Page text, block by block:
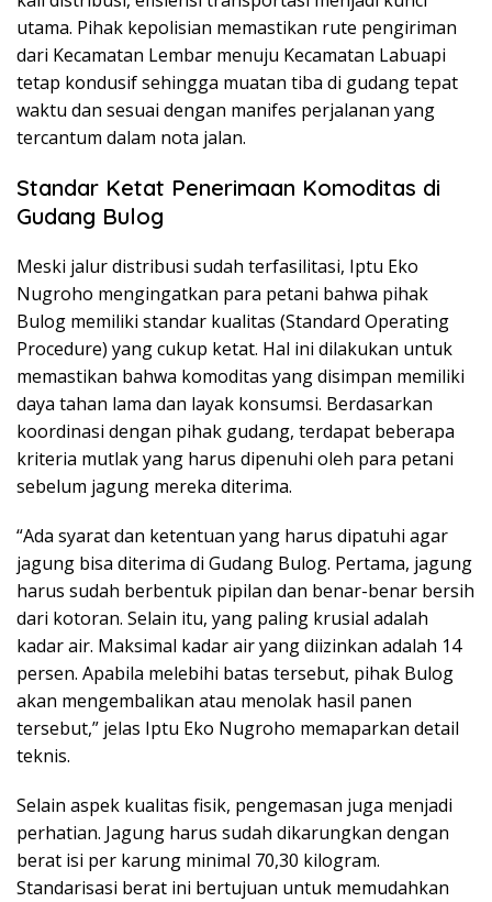
utama. Pihak kepolisian memastikan rute pengiriman
dari Kecamatan Lembar menuju Kecamatan Labuapi
tetap kondusif sehingga muatan tiba di gudang tepat
waktu dan sesuai dengan manifes perjalanan yang
tercantum dalam nota jalan.
Standar Ketat Penerimaan Komoditas di
Gudang Bulog
Meski jalur distribusi sudah terfasilitasi, Iptu Eko
Nugroho mengingatkan para petani bahwa pihak
Bulog memiliki standar kualitas (Standard Operating
Procedure) yang cukup ketat. Hal ini dilakukan untuk
memastikan bahwa komoditas yang disimpan memiliki
daya tahan lama dan layak konsumsi. Berdasarkan
koordinasi dengan pihak gudang, terdapat beberapa
kriteria mutlak yang harus dipenuhi oleh para petani
sebelum jagung mereka diterima.
“Ada syarat dan ketentuan yang harus dipatuhi agar
jagung bisa diterima di Gudang Bulog. Pertama, jagung
harus sudah berbentuk pipilan dan benar-benar bersih
dari kotoran. Selain itu, yang paling krusial adalah
kadar air. Maksimal kadar air yang diizinkan adalah 14
persen. Apabila melebihi batas tersebut, pihak Bulog
akan mengembalikan atau menolak hasil panen
tersebut,” jelas Iptu Eko Nugroho memaparkan detail
teknis.
Selain aspek kualitas fisik, pengemasan juga menjadi
perhatian. Jagung harus sudah dikarungkan dengan
berat isi per karung minimal 70,30 kilogram.
Standarisasi berat ini bertujuan untuk memudahkan